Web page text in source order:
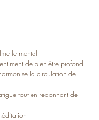
le mental
de bien-être profond
la circulation de
tout en redonnant de